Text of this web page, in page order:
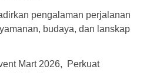
pengalaman perjalanan
budaya, dan lanskap
Mart 2026, Perkuat